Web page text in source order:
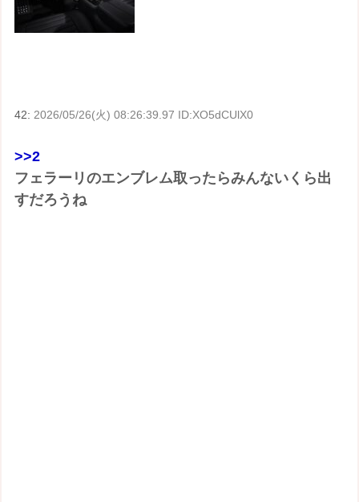
42:2026/05/26(火) 08:26:39.97 ID:XO5dCUlX0
>>2
フェラーリのエンブレム取ったらみんないくら出
すだろうね